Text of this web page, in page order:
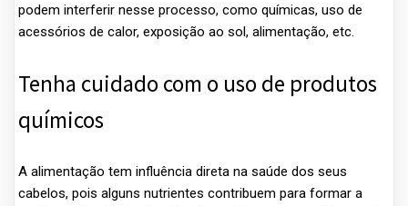
podem interferir nesse processo, como químicas, uso de
acessórios de calor, exposição ao sol, alimentação, etc.
Tenha cuidado com o uso de produtos
químicos
A alimentação tem influência direta na saúde dos seus
cabelos, pois alguns nutrientes contribuem para formar a